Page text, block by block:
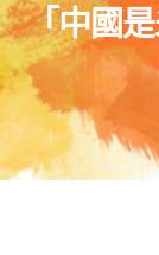
「中國